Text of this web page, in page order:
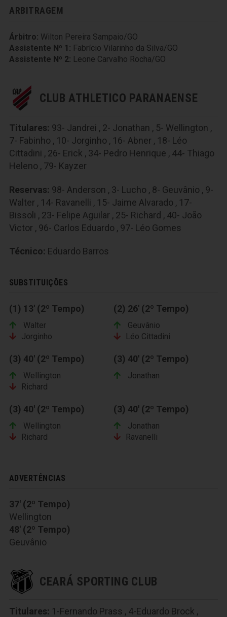
ARBITRAGEM
Árbitro: Wilton Pereira Sampaio/GO
Assistente Nº 1: Fabrício Vilarinho da Silva/GO
Assistente Nº 2: Leone Carvalho Rocha/GO
CLUB ATHLETICO PARANAENSE
Titulares: 93- Jandrei , 2- Jonathan , 5- Wellington ,
7- Fabinho , 10- Jorginho , 16- Abner , 18- Léo
Cittadini , 26- Erick , 34- Pedro Henrique , 44- Thiago
Heleno , 79- Kayzer
Reservas: 98- Anderson , 3- Lucho , 8- Geuvânio , 9-
Walter , 14- Ravanelli , 15- Jaime Alvarado , 17-
Bissoli , 23- Felipe Aguilar , 25- Richard , 40- João
Victor , 96- Carlos Eduardo , 97- Léo Gomes
Técnico: Eduardo Barros
SUBSTITUIÇÕES
(1) 13' (2º Tempo)
Walter
Jorginho
(2) 26' (2º Tempo)
Geuvânio
Léo Cittadini
(3) 40' (2º Tempo)
Wellington
Richard
(3) 40' (2º Tempo)
Jonathan
(3) 40' (2º Tempo)
Wellington
Richard
(3) 40' (2º Tempo)
Jonathan
Ravanelli
ADVERTÊNCIAS
37' (2º Tempo)
Wellington
48' (2º Tempo)
Geuvânio
CEARÁ SPORTING CLUB
Titulares: 1-Fernando Prass , 4-Eduardo Brock ,